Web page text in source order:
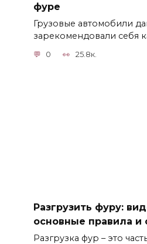
фуре
Грузовые автомобили
зарекомендовали себя
0 25.8к.
Разгрузить фуру:
основные правила и
Разгрузка фур – это